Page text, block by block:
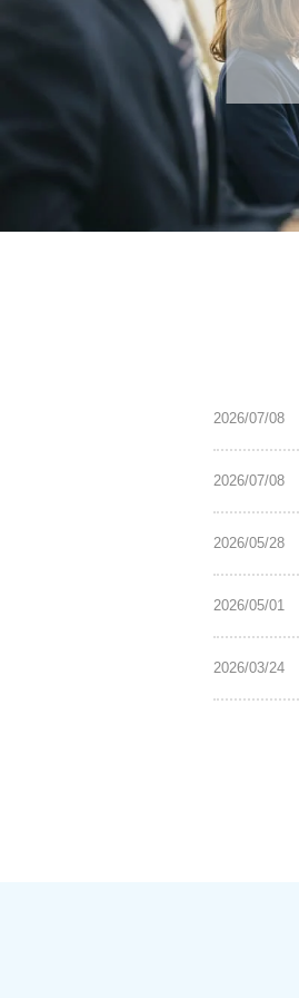
2026/07/08
2026/07/08
2026/05/28
2026/05/01
2026/03/24